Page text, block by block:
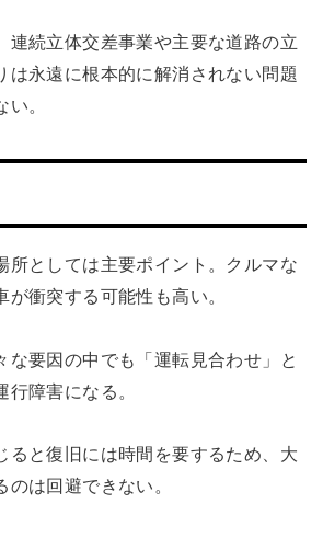
連続立体交差事業や主要な道路の立
は永遠に根本的に解消されない問題
。
所としては主要ポイント。クルマな
が衝突する可能性も高い。
な要因の中でも「運転見合わせ」と
障害になる。
ると復旧には時間を要するため、大
は回避できない。